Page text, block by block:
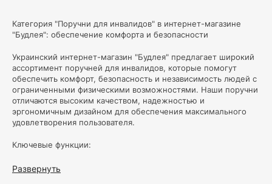
Категория "Поручни для инвалидов" в интернет-магазине
"Будлея": обеспечение комфорта и безопасности
Украинский интернет-магазин "Будлея" предлагает широкий
ассортимент поручней для инвалидов, которые помогут
обеспечить комфорт, безопасность и независимость людей с
ограниченными физическими возможностями. Наши поручни
отличаются высоким качеством, надежностью и
эргономичным дизайном для обеспечения максимального
удовлетворения пользователя.
Ключевые функции:
Безопасность и надежность:
Развернуть